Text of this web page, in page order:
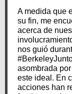
A medida que
su fin, me
acerca de
nos guió
asombrada
este ideal. En
acciones han